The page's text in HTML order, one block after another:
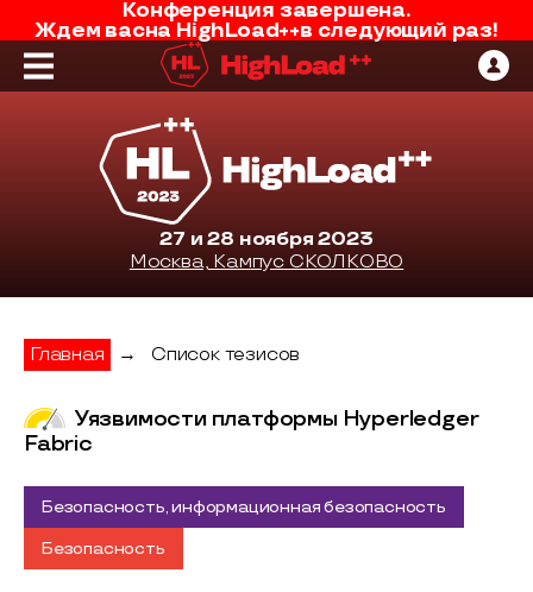
Конференция завершена.
Ждем васна HighLoad++в следующий раз!
27 и 28 ноября 2023
Москва, Кампус СКОЛКОВО
Главная → Список тезисов
Уязвимости платформы Hyperledger
Fabric
Безопасность, информационная безопасность
Безопасность